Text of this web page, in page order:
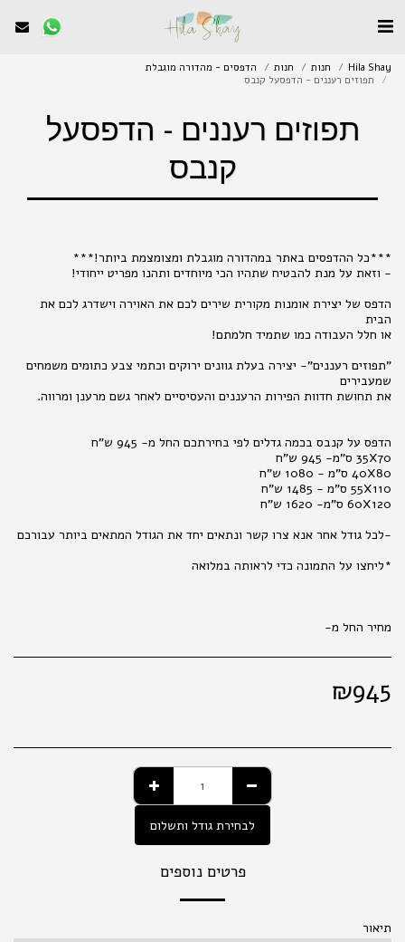
Hila Shay חנות חנות
הדפסים - מהדורה מוגבלת
תפוזים רעננים - הדפסעל קנבס
תפוזים רעננים - הדפסעל
קנבס
הדפס של יצירת אומנות מקורית שירים לכם את האוירה וישדרג לכם את
"תפוזים רעננים"- יצירה בעלת גוונים ירוקים וכתמי צבע כתומים משמחים
מחיר החל מ-
₪945
לבחירת גודל ותשלום
פרטים נוספים
תיאור